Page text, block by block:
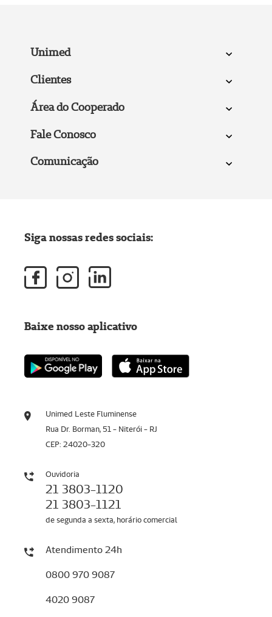
Unimed
Clientes
Área do Cooperado
Fale Conosco
Comunicação
Unimed Leste Fluminense
Rua Dr. Borman, 51 - Niterói - RJ
CEP: 24020-320
Ouvidoria
21 3803-1120
21 3803-1121
de segunda a sexta, horário comercial
Atendimento 24h
0800 970 9087
4020 9087
Siga nossas redes sociais:
Baixe nosso aplicativo